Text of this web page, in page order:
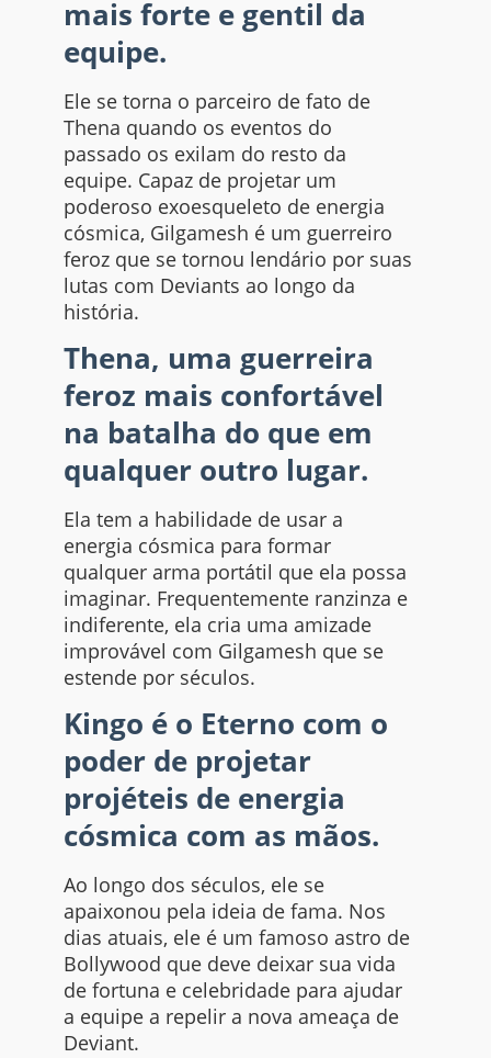
mais forte e gentil da
equipe.
Ele se torna o parceiro de fato de
Thena quando os eventos do
passado os exilam do resto da
equipe. Capaz de projetar um
poderoso exoesqueleto de energia
cósmica, Gilgamesh é um guerreiro
feroz que se tornou lendário por suas
lutas com Deviants ao longo da
história.
Thena, uma guerreira
feroz mais confortável
na batalha do que em
qualquer outro lugar.
Ela tem a habilidade de usar a
energia cósmica para formar
qualquer arma portátil que ela possa
imaginar. Frequentemente ranzinza e
indiferente, ela cria uma amizade
improvável com Gilgamesh que se
estende por séculos.
Kingo é o Eterno com o
poder de projetar
projéteis de energia
cósmica com as mãos.
Ao longo dos séculos, ele se
apaixonou pela ideia de fama. Nos
dias atuais, ele é um famoso astro de
Bollywood que deve deixar sua vida
de fortuna e celebridade para ajudar
a equipe a repelir a nova ameaça de
Deviant.